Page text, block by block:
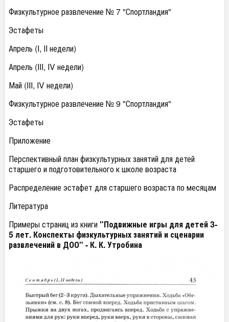
Физкультурное развлечение № 7 "Спортландия"
Эстафеты
Апрель (I, II недели)
Апрель (III, IV недели)
Май (III, IV недели)
Физкультурное развлечение № 9 "Спортландия"
Эстафеты
Приложение
Перспективный план физкультурных занятий для детей
старшего и подготовительного к школе возраста
Распределение эстафет для старшего возраста по месяцам
Литература
Примеры страниц из книги"Подвижные игры для детей 3-
5 лет. Конспекты физкультурных занятий и сценарии
развлечений в ДОО" - К. К. Утробина